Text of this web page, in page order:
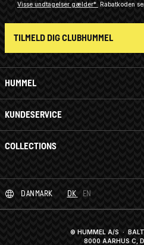
HUMMEL
KUNDESERVICE
COLLECTIONS
Visse undtagelser gælder* Rabatkoden
TILMELD DIG CLUBHUMMEL
DANMARK DK EN
© HUMMEL A/S ·
8000 AARHUS C,